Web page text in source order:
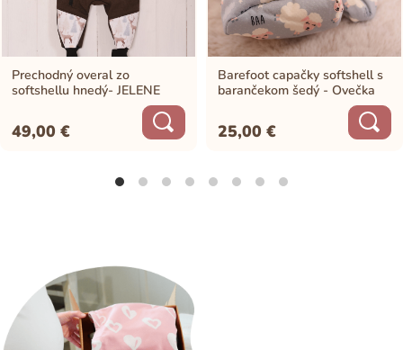
Prechodný overal zo
softshellu hnedý- JELENE
49,00€
Barefoot capačky softshell s
barančekom šedý - Ovečka
25,00€